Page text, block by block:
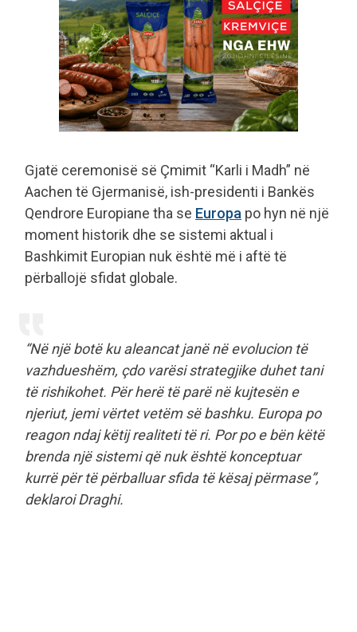
Gjatë ceremonisë së Çmimit “Karli i Madh” në
Aachen të Gjermanisë, ish-presidenti i Bankës
Qendrore Europiane tha se Europa po hyn në një
moment historik dhe se sistemi aktual i
Bashkimit Europian nuk është më i aftë të
përballojë sfidat globale.
“Në një botë ku aleancat janë në evolucion të
vazhdueshëm, çdo varësi strategjike duhet tani
të rishikohet. Për herë të parë në kujtesën e
njeriut, jemi vërtet vetëm së bashku. Europa po
reagon ndaj këtij realiteti të ri. Por po e bën këtë
brenda një sistemi që nuk është konceptuar
kurrë për të përballuar sfida të kësaj përmase”,
deklaroi Draghi.